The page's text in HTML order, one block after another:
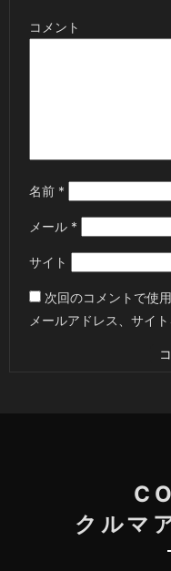
コメント
名前 *
メール *
サイト
次回のコメントで使
メールアドレス、サイト
クルマ